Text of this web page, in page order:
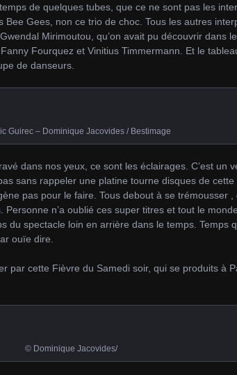
de quelques tubes, que ce ne sont pas les
Bee Gees, non ce trio de choc. Tous les autres
Mirimoutou, qu’on avait pu découvrir dans
Fourquez et Vinitius Timmermann. Et le
de danseurs.
Guirec – Dominique Jacovides / Bestimage
dans nos yeux, ce sont les éclairages. C’est un
sans rappeler une platine tourne disques de
pas pour le faire. Tous debout à se trémousser ,
Personne n’a oublié ces super titres et tout le
du spectacle loin en arrière dans le temps. Temps
ouïe dire.
par cette Fièvre du Samedi soir, qui se produits à
© Dominique Jacovides/